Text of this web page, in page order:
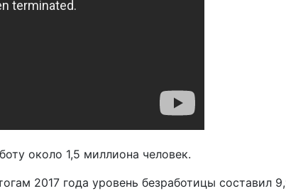
около 1,5 миллиона человек.
2017 года уровень безработицы